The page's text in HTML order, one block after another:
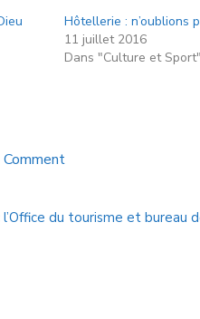
Hôtellerie : n’oublions
11 juillet 2016
Dans "Culture et Sport"
Comment
du tourisme et bureau